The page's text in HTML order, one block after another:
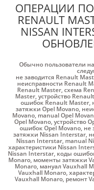
ОПЕРАЦИИ ПО
RENAULT
NISSAN
Обычно пользователи
не заводится Renault
неисправности Renault
Renault Master,схема
Master,устройство
ошибок Renault Master,
затяжки Opel Movano,
Movano, manual Opel
Opel Movano,устройство
ошибок Opel Movano, не
затяжки Nissan Interstar,
Nissan Interstar, manual
характеристики Nissan
Nissan Interstar, коды
Monaro, моменты затяжки
Monaro, мануал Vauxhall
Vauxhall Monaro,
Vauxhall Monaro, ремонт